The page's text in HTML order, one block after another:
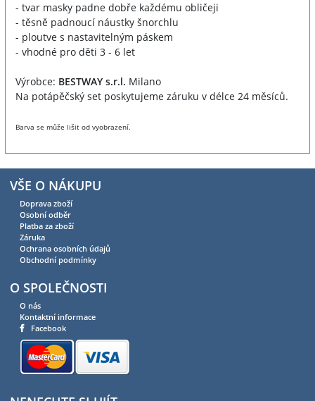
- tvar masky padne dobře každému obličeji
- těsně padnoucí náustky šnorchlu
- ploutve s nastavitelným páskem
- vhodné pro děti 3 - 6 let
Výrobce: BESTWAY s.r.l. Milano
Na potápěčský set poskytujeme záruku v délce 24 měsíců.
Barva se může lišit od vyobrazení.
VŠE O NÁKUPU
Doprava zboží
Osobní odběr
Platba za zboží
Záruka
Ochrana osobních údajů
Obchodní podmínky
O SPOLEČNOSTI
O nás
Kontaktní informace
Facebook